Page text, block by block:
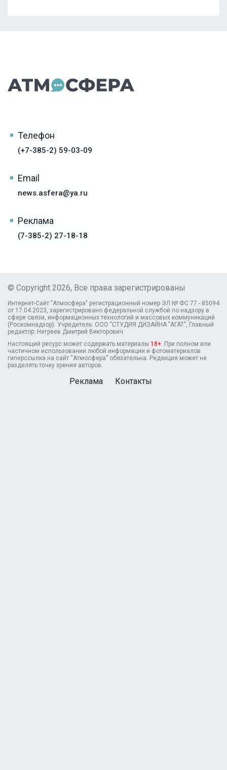
Телефон
(+7-385-2) 59-03-09
Email
news.asfera@ya.ru
Реклама
(7-385-2) 27-18-18
© Copyright 2026, Все права зарегистрированы
Интернет-Сайт "Атмосфера" регистрационный номер ЭЛ № ФС 77 - 85094
от 17.04.2023, зарегистрировано федеральной службой по надзору в
сфере связи, информационных технологий и массовых коммуникаций
(Роскомнадзор). Учредитель: ООО "СТУДИЯ ДИЗАЙНА "АГАТ", Главный
редактор: Негреев Дмитрий Викторович
Настоящий ресурс может содержать материалы 18+. При полном или
частичном использовании любой информации и фотоматериалов
гиперссылка на сайт “Атмосфера” обязательна. Редакция может не
разделять точку зрения авторов.
Реклама Контакты